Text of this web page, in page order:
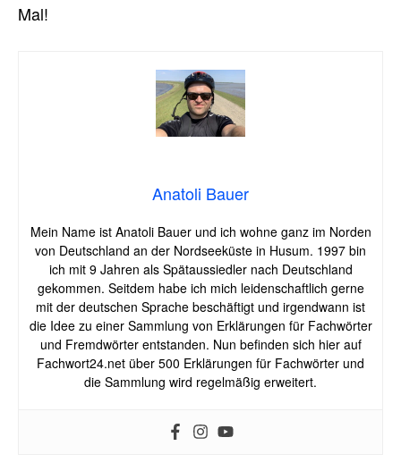
Mal!
Anatoli Bauer
Mein Name ist Anatoli Bauer und ich wohne ganz im Norden
von Deutschland an der Nordseeküste in Husum. 1997 bin
ich mit 9 Jahren als Spätaussiedler nach Deutschland
gekommen. Seitdem habe ich mich leidenschaftlich gerne
mit der deutschen Sprache beschäftigt und irgendwann ist
die Idee zu einer Sammlung von Erklärungen für Fachwörter
und Fremdwörter entstanden. Nun befinden sich hier auf
Fachwort24.net über 500 Erklärungen für Fachwörter und
die Sammlung wird regelmäßig erweitert.